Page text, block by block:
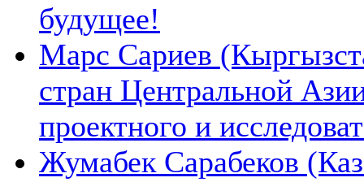
будущее!
Марс Сариев
стран Центральной
проектного и
Жумабек Сарабеков